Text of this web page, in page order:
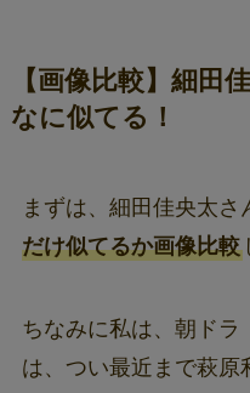
【画像比較】細田
なに似てる！
まずは、細田佳央太さ
だけ似てるか画像比較
ちなみに私は、朝ドラ
は、つい最近まで萩原